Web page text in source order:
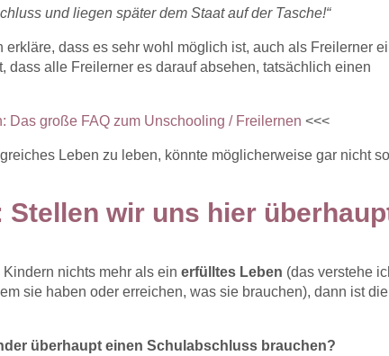
und liegen später dem Staat auf der Tasche!“
dass es sehr wohl möglich ist, auch als Freilerner
dass alle Freilerner es darauf absehen, tatsächlich einen
Das große FAQ zum Unschooling / Freilernen <<<
Leben zu leben, könnte möglicherweise gar nicht so
wir uns hier
Kindern nichts mehr als einerfülltes Leben (das verstehe
sie haben oder erreichen, was sie brauchen), dann ist die
überhaupt einen Schulabschluss brauchen?